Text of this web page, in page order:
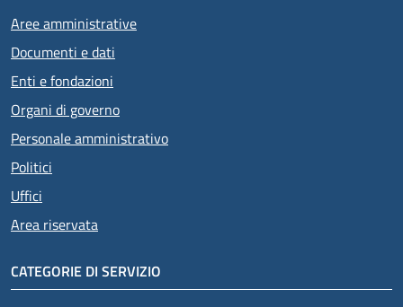
Aree amministrative
Documenti e dati
Enti e fondazioni
Organi di governo
Personale amministrativo
Politici
Uffici
Area riservata
CATEGORIE DI SERVIZIO